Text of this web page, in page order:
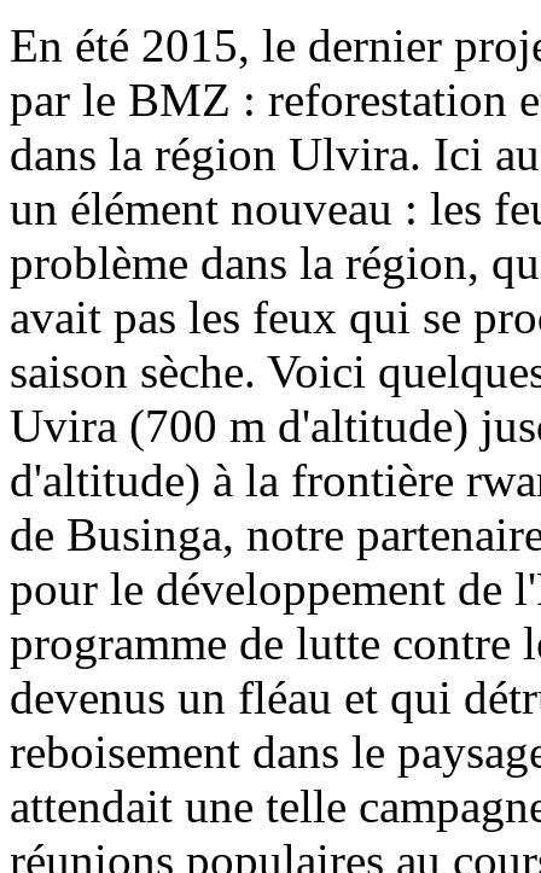
En été 2015, le dernier
par le BMZ : reforestation
dans la région Ulvira. Ici
un élément nouveau : les
problème dans la région,
avait pas les feux qui se
saison sèche. Voici
Uvira (700 m d'altitude)
d'altitude) à la frontière
de Businga, notre
pour le développement de
programme de lutte contre
devenus un fléau et qui
reboisement dans le
attendait une telle
réunions populaires au